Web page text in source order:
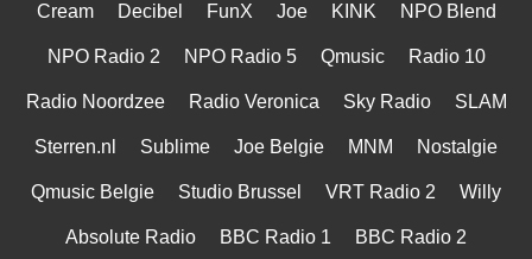
Cream Decibel FunX Joe KINK NPO Blend
NPO Radio 2 NPO Radio 5 Qmusic Radio 10
Radio Noordzee Radio Veronica Sky Radio SLAM
Sterren.nl Sublime Joe Belgie MNM Nostalgie
Qmusic Belgie Studio Brussel VRT Radio 2 Willy
Absolute Radio BBC Radio 1 BBC Radio 2